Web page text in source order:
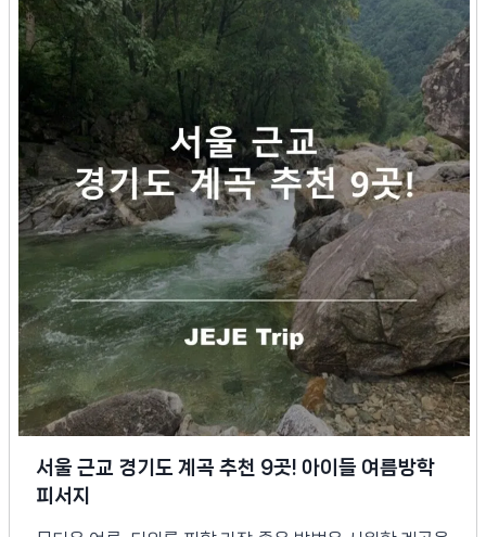
서울 근교 경기도 계곡 추천 9곳! 아이들 여름방학
피서지